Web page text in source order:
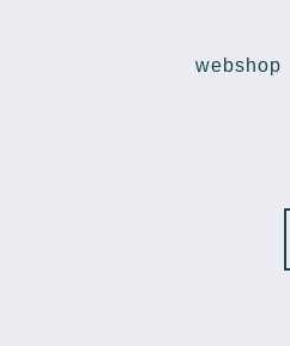
webshop